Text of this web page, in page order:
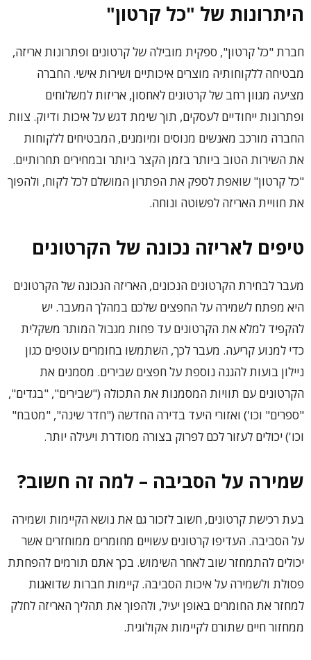
היתרונות של "כל קרטון"
חברת "כל קרטון", ספקית מובילה של קרטונים ופתרונות אריזה,
מבטיחה ללקוחותיה מוצרים איכותיים ושירות אישי. החברה
מציעה מגוון רחב של קרטונים לאחסון, אריזות למשלוחים
ופתרונות ייחודיים לעסקים, תוך שימת דגש על איכות ודיוק. צוות
החברה מורכב מאנשים מנוסים ומיומנים, המבטיחים ללקוחות
את השירות הטוב ביותר בזמן הקצר ביותר ובמחירים תחרותיים.
"כל קרטון" שואפת לספק את הפתרון המושלם לכל לקוח, ולהפוך
את חוויית האריזה לפשוטה ונוחה.
טיפים לאריזה נכונה של הקרטונים
מעבר לבחירת הקרטונים הנכונים, האריזה הנכונה של הקרטונים
היא מפתח לשמירה על החפצים שלכם במהלך המעבר. יש
להקפיד למלא את הקרטונים עד פחות מגבול המותר משקלית
כדי למנוע קריעה. מעבר לכך, השתמשו בחומרים עוטפים כגון
ניילון בועות להגנה נוספת על חפצים שבירים. מסמנים את
הקרטונים עם תוויות המסמנות את התכולה ("שבירים", "בגדים",
"ספרים" וכו') ואזורי היעד בדירה החדשה ("חדר שינה", "מטבח"
וכו') יכולים לעזור לכם לפרוק בצורה מסודרת ויעילה יותר.
שמירה על הסביבה – למה זה חשוב?
בעת רכישת קרטונים, חשוב לזכור גם את נושא הקיימות ושמירה
על הסביבה. העדיפו קרטונים עשויים מחומרים ממוחזרים אשר
יכולים להתמחזר שוב לאחר השימוש. בכך אתם תורמים להפחתת
פסולת ולשמירה על איכות הסביבה. קיימות חברות שדואגות
למחזר את החומרים באופן יעיל, ולהפוך את תהליך האריזה לחלק
ממחזור חיים שתורם לקיימות אקולוגית.